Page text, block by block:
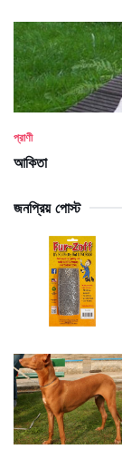
প্রাণী
আকিতা
জনপ্রিয় পোস্ট